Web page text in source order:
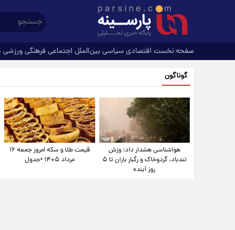
صفحه نخست اقتصادی سیاسی بین‌الملل اجتماعی فرهنگیورزشی
گوناگون
هواشناسی هشدار داد: وزش
تندباد، گردوخاک و رگبار باران تا ۵
روز آینده
قیمت طلا و سکه امروز جمعه ۱۶
مرداد ۱۴۰۵ +جدول